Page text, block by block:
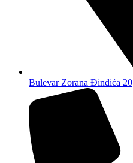
Bulevar Zorana Đinđića 20